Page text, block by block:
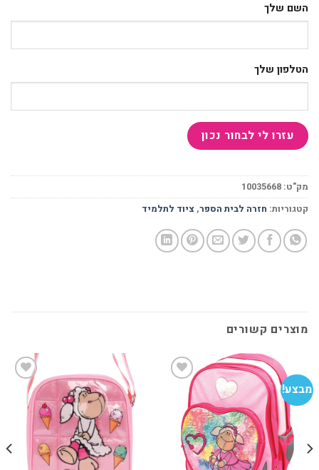
השם שלך
הטלפון שלך
מק"ט:10035668
קטגוריות:חזרה לבית הספר,ציוד לתלמיד
מוצרים קשורים
מבצע!
הוסף
למועדפים
למועדפים